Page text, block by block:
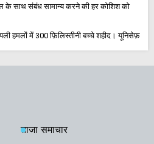
के साथ संबंध सामान्य करने की हर कोशिश को
हमलों में 300 फ़िलिस्तीनी बच्चे शहीद। यूनिसेफ़
ताजा समाचार